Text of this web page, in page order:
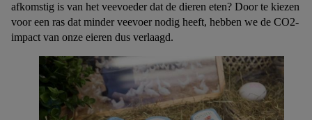
afkomstig is van het veevoeder dat de dieren eten? Door te kiezen
voor een ras dat minder veevoer nodig heeft, hebben we de CO2-
impact van onze eieren dus verlaagd.